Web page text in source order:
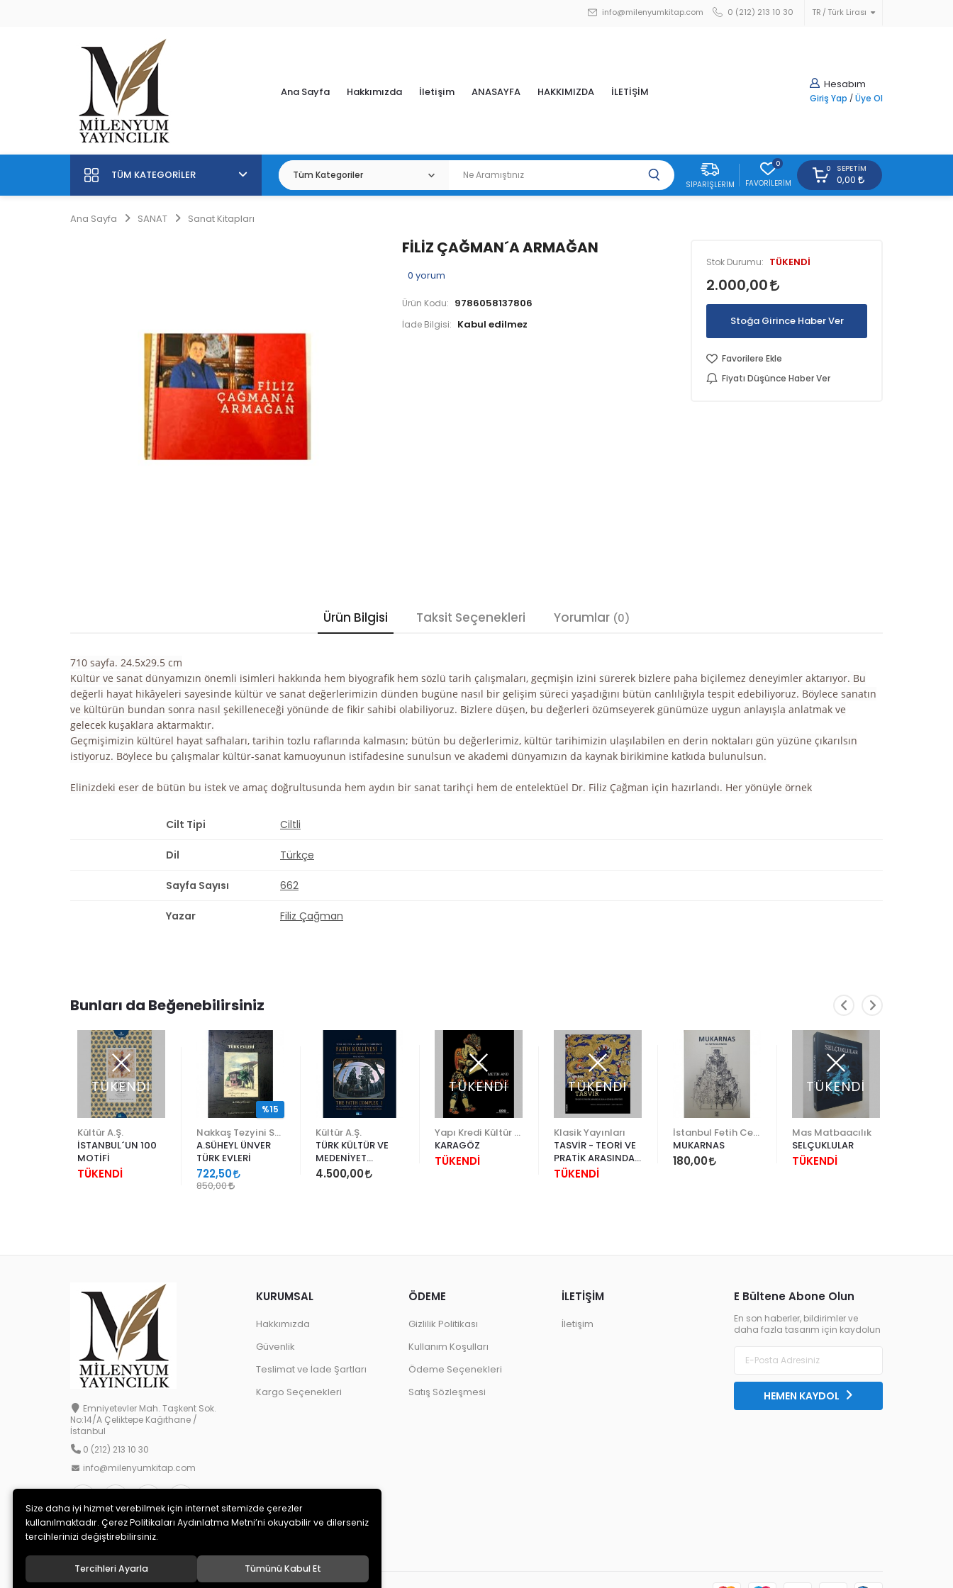
TR Türk Lirası
info@milenyumkitap.com 0 (212) 213 10 30
Hesabım
Giriş Yap / Üye Ol
Ana Sayfa Hakkımızda İletişim ANASAYFA HAKKIMIZDA İLETİŞİM
TÜM KATEGORILER
SIPARIŞLERIM
0
FAVORILERIM
0 SEPETIM
0,00
Ana Sayfa SANAT Sanat Kitapları
FİLİZ ÇAĞMAN´A ARMAĞAN
0 yorum
Ürün Kodu: 9786058137806
İade Bilgisi:
Stok Durumu: TÜKENDİ
2.000,00
Stoğa Girince Haber Ver
Favorilere Ekle
Fiyatı Düşünce Haber Ver
Ürün Bilgisi Taksit Seçenekleri Yorumlar (0)
710 sayfa. 24.5x29.5 cm
Kültür ve sanat dünyamızın önemli isimleri hakkında hem biyografik hem sözlü tarih çalışmaları, geçmişin izini sürerek bizlere paha biçilemez deneyimler aktarıyor. Bu
değerli hayat hikâyeleri sayesinde kültür ve sanat değerlerimizin dünden bugüne nasıl bir gelişim süreci yaşadığını bütün canlılığıyla tespit edebiliyoruz. Böylece sanatın
ve kültürün bundan sonra nasıl şekilleneceği yönünde de fikir sahibi olabiliyoruz. Bizlere düşen, bu değerleri özümseyerek günümüze uygun anlayışla anlatmak ve
gelecek kuşaklara aktarmaktır.
Geçmişimizin kültürel hayat safhaları, tarihin tozlu raflarında kalmasın; bütün bu değerlerimiz, kültür tarihimizin ulaşılabilen en derin noktaları gün yüzüne çıkarılsın
istiyoruz. Böylece bu çalışmalar kültür-sanat kamuoyunun istifadesine sunulsun ve akademi dünyamızın da kaynak birikimine katkıda bulunulsun.
Elinizdeki eser de bütün bu istek ve amaç doğrultusunda hem aydın bir sanat tarihçi hem de entelektüel Dr. Filiz Çağman için hazırlandı. Her yönüyle örnek
Cilt Tipi Ciltli
Dil Türkçe
Sayfa Sayısı 662
Yazar Filiz Çağman
Bunları da Beğenebilirsiniz
TÜKENDİ
Kültür A.Ş.
İSTANBUL´UN 100
MOTİFİ
TÜKENDİ
A.SÜHEYL ÜNVER
TÜRK EVLERİ
722,50
850,00
%15
Kültür A.Ş.
TÜRK KÜLTÜR VE
MEDENİYET
TARİHİNDE FATİH
4.500,00
TÜKENDİ
KARAGÖZ
TÜKENDİ
TÜKENDİ
Klasik Yayınları
TASVİR - TEORİ VE
PRATİK ARASINDA
İSLAM GÖRSEL
TÜKENDİ
MUKARNAS
180,00
TÜKENDİ
Mas Matbaacılık
SELÇUKLULAR
TÜKENDİ
Emniyetevler Mah. Taşkent Sok.
No:14/A Çeliktepe Kağıthane /
İstanbul
0 (212) 213 10 30
info@milenyumkitap.com
E Bültene Abone Olun
En son haberler, bildirimler ve
daha fazla tasarım için kaydolun
HEMEN KAYDOL
KURUMSAL
Hakkımızda
Güvenlik
Teslimat ve İade Şartları
Kargo Seçenekleri
ÖDEME
Gizlilik Politikası
Kullanım Koşulları
Ödeme Seçenekleri
Satış Sözleşmesi
İLETİŞİM
İletişim
Size daha iyi hizmet verebilmek için internet sitemizde çerezler
kullanılmaktadır. Çerez Politikaları Aydınlatma Metni’ni okuyabilir ve dilerseniz
tercihlerinizi değiştirebilirsiniz.
Tercihleri Ayarla Tümünü Kabul Et